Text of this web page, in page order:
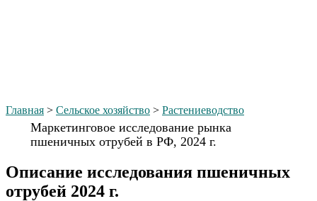
Главная > Сельское хозяйство > Растениеводство
Маркетинговое исследование рынка
пшеничных отрубей в РФ, 2024 г.
Описание исследования пшеничных
отрубей 2024 г.